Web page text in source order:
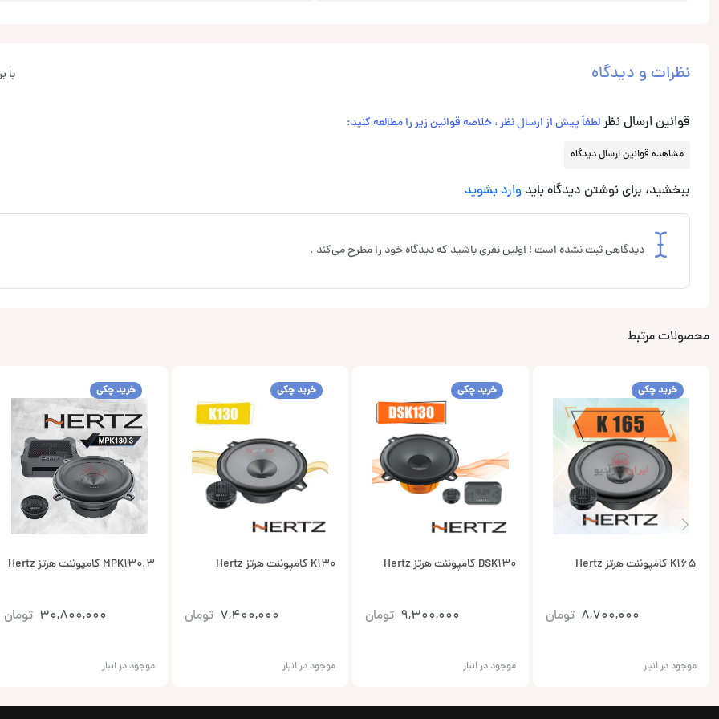
نظرات و دیدگاه با
قوانین ارسال نظرلطفاً پیش از ارسال نظر ، خلاصه قوانین زیر را مطالعه کنید:
مشاهده قوانین ارسال دیدگاه
ببخشید، برای نوشتن دیدگاه باید وارد بشوید
دیدگاهی ثبت نشده است ! اولین نفری باشید که دیدگاه خود را مطرح می‌کند .
محصولات مرتبط
خرید چکی
K165 کامپوننت هرتز Hertz
8,700,000 تومان
موجود در انبار
خرید چکی
DSK130 کامپوننت هرتز Hertz
9,300,000 تومان
موجود در انبار
خرید چکی
K130 کامپوننت هرتز Hertz
7,400,000 تومان
موجود در انبار
خرید چکی
MPK130.3 کامپوننت هرتز Hertz
30,800,000 تومان
موجود در انبار